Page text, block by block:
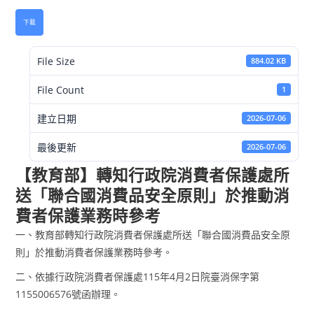
下載
File Size 884.02 KB
File Count 1
建立日期 2026-07-06
最後更新 2026-07-06
【教育部】轉知行政院消費者保護處所
送「聯合國消費品安全原則」於推動消
費者保護業務時參考
一、教育部轉知行政院消費者保護處所送「聯合國消費品安全原
則」於推動消費者保護業務時參考。
二、依據行政院消費者保護處115年4月2日院臺消保字第
1155006576號函辦理。